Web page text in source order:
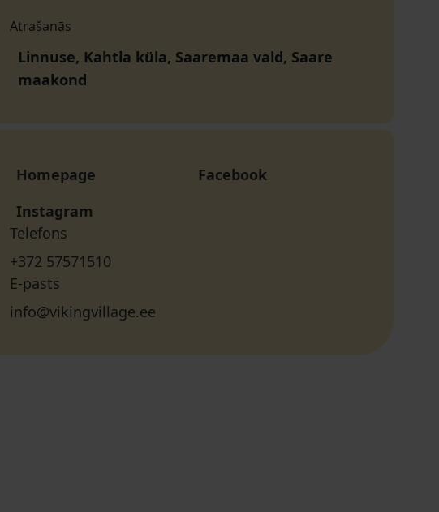
Atrašanās
Linnuse, Kahtla küla, Saaremaa vald, Saare
maakond
Homepage
Facebook
Instagram
Telefons
+372 57571510
E-pasts
info@vikingvillage.ee